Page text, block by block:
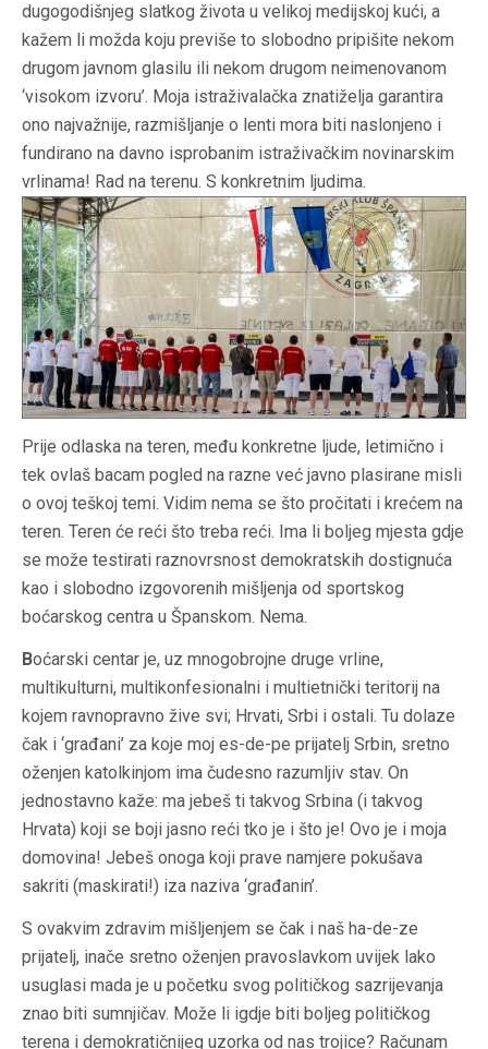
dugogodišnjeg slatkog života u velikoj medijskoj kući, a
kažem li možda koju previše to slobodno pripišite nekom
drugom javnom glasilu ili nekom drugom neimenovanom
‘visokom izvoru’. Moja istraživalačka znatiželja garantira
ono najvažnije, razmišljanje o lenti mora biti naslonjeno i
fundirano na davno isprobanim istraživačkim novinarskim
vrlinama! Rad na terenu. S konkretnim ljudima.
Prije odlaska na teren, među konkretne ljude, letimično i
tek ovlaš bacam pogled na razne već javno plasirane misli
o ovoj teškoj temi. Vidim nema se što pročitati i krećem na
teren. Teren će reći što treba reći. Ima li boljeg mjesta gdje
se može testirati raznovrsnost demokratskih dostignuća
kao i slobodno izgovorenih mišljenja od sportskog
boćarskog centra u Španskom. Nema.
Boćarski centar je, uz mnogobrojne druge vrline,
multikulturni, multikonfesionalni i multietnički teritorij na
kojem ravnopravno žive svi; Hrvati, Srbi i ostali. Tu dolaze
čak i ‘građani’ za koje moj es-de-pe prijatelj Srbin, sretno
oženjen katolkinjom ima čudesno razumljiv stav. On
jednostavno kaže: ma jebeš ti takvog Srbina (i takvog
Hrvata) koji se boji jasno reći tko je i što je! Ovo je i moja
domovina! Jebeš onoga koji prave namjere pokušava
sakriti (maskirati!) iza naziva ‘građanin’.
S ovakvim zdravim mišljenjem se čak i naš ha-de-ze
prijatelj, inače sretno oženjen pravoslavkom uvijek lako
usuglasi mada je u početku svog političkog sazrijevanja
znao biti sumnjičav. Može li igdje biti boljeg političkog
terena i demokratičnijeg uzorka od nas trojice? Računam